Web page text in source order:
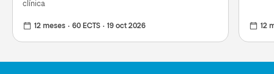
clínica
12 meses 60 ECTS 19 oct 2026 12